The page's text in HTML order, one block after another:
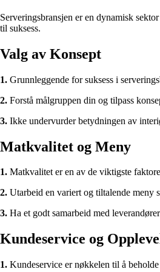
Serveringsbransjen er en dynamisk
til suksess.
Valg av Konsept
1. Grunnleggende for suksess i
2. Forstå målgruppen din og tilpass
3. Ikke undervurder betydningen av
Matkvalitet og Meny
1. Matkvalitet er en av de viktigste
2. Utarbeid en variert og tiltalende meny
3. Ha et godt samarbeid med
Kundeservice og
1. Kundeservice er nøkkelen til å